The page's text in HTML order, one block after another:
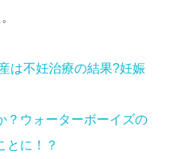
は不妊治療の結果?妊娠
？ウォーターボーイズの
とに！？